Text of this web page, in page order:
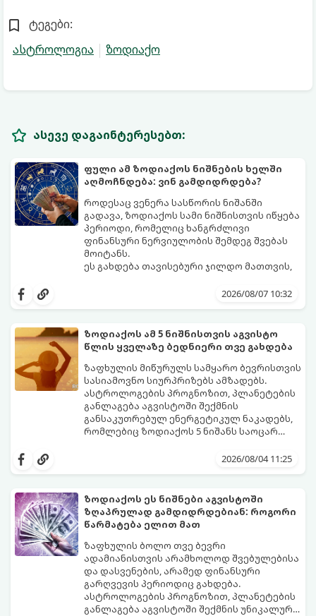
ტეგები:
ასტროლოგია
ზოდიაქო
ასევე დაგაინტერესებთ:
ფული ამ ზოდიაქოს ნიშნების ხელში
აღმოჩნდება: ვინ გამდიდრდება?
როდესაც ვენერა სასწორის ნიშანში
გადავა, ზოდიაქოს სამი ნიშნისთვის იწყება
პერიოდი, რომელიც ხანგრძლივი
ფინანსური ნერვიულობის შემდეგ შვებას
მოიტანს.
ეს გახდება თავისებური ჯილდო მათთვის,
იჩენდა და სირთულეების მიუხედავად წინ
სურვილების გადადებასა და ხარჯების
მკაცრ კონტროლს. თუმცა, ახლა სიტუაცია
თანდათან შეიცვლება.
პრობლემები, რომლებიც უსასრულო
გეგონათ, უკან დაიხევს, ამასთან ერთად კი
გაჩნდება მეტი ნდობა მომავლის მიმართ.
რთული პერიოდის შემდეგ ეს ნიშნები
შეძლებენ ამოისუნთქონ და დაინახონ
ახალი შესაძლებლობები.
2026/08/07 10:32
ზოდიაქოს ამ 5 ნიშნისთვის აგვისტო
წლის ყველაზე ბედნიერი თვე გახდება
ზაფხულის მიწურულს სამყარო ბევრისთვის
სასიამოვნო სიურპრიზებს ამზადებს.
ასტროლოგების პროგნოზით, პლანეტების
განლაგება აგვისტოში შექმნის
განსაკუთრებულ ენერგეტიკულ ნაკადებს,
რომლებიც ზოდიაქოს 5 ნიშანს საოცარ
ყველაზე ბედნიერი თვე აღმოჩნდება.
2026/08/04 11:25
ზოდიაქოს ეს ნიშნები აგვისტოში
ზღაპრულად გამდიდრდებიან: როგორი
წარმატება ელით მათ
ზაფხულის ბოლო თვე ბევრი
ადამიანისთვის არამხოლოდ შვებულებისა
და დასვენების, არამედ ფინანსური
გარღვევის პერიოდიც გახდება.
ასტროლოგების პროგნოზით, პლანეტების
განლაგება აგვისტოში შექმნის უნიკალურ